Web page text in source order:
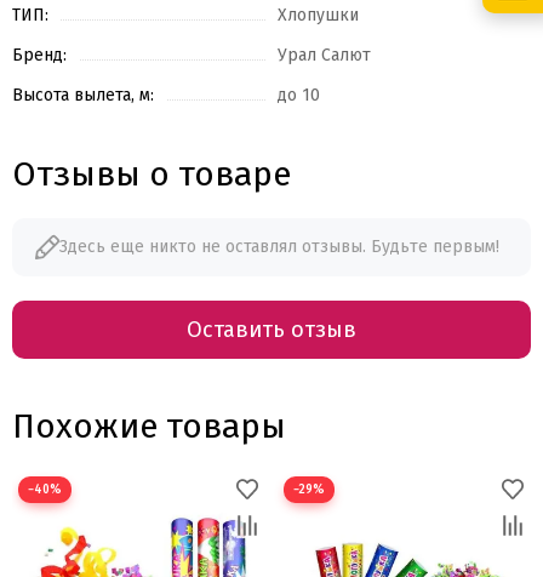
ТИП:
Хлопушки
Бренд:
Урал Салют
Высота вылета, м:
до 10
Отзывы о товаре
Здесь еще никто не оставлял отзывы. Будьте первым!
Оставить отзыв
Похожие товары
−40% −29%